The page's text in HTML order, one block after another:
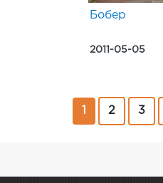
Бобер
2011-05-05
2 3